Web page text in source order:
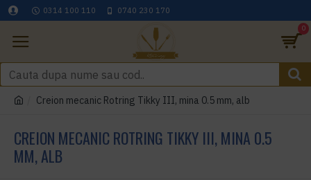
0314 100 110 0740 230 170
0
Creion mecanic Rotring Tikky III, mina 0.5 mm, alb
CREION MECANIC ROTRING TIKKY III, MINA 0.5
MM, ALB